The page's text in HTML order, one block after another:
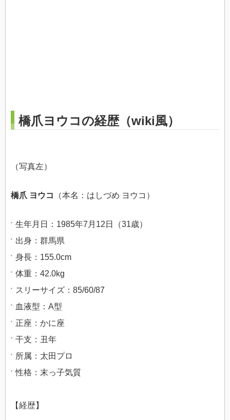
橋爪ヨウコの経歴（wiki風）
（写真左）
橋爪 ヨウコ （本名：はしづめ ヨウコ）
生年月日：1985年7月12日（31歳）
出身：群馬県
身長：155.0cm
体重：42.0kg
スリーサイズ：85/60/87
血液型：A型
正座：かに座
干支：丑年
所属：太田プロ
性格：末っ子気質
【経歴】